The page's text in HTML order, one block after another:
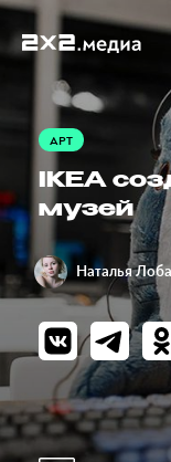
АРТ
IKEA
музей
Наталья